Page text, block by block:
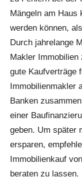
Mängeln am Haus
werden können,
Durch jahrelange
Makler Immobilien
gute Kaufverträge
Immobilienmakler
Banken
einer
geben. Um später
ersparen,
Immobilienkauf
beraten zu lassen.